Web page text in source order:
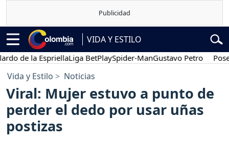
VIDA Y ESTILO
la EspriellaLiga BetPlaySpider-ManGustavo Petro Posesión
Vida y Estilo Noticias
Viral: Mujer estuvo a punto de
perder el dedo por usar uñas
postizas